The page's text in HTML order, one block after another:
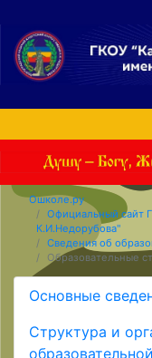
Ошколе.ру
Официальный сайт
К.И.Недорубова"
Сведения об
Образовательные
Основные
Структура и